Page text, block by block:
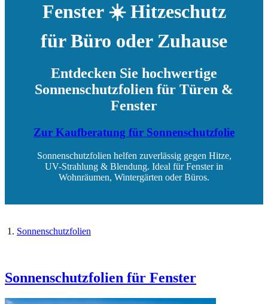
Fenster ☀️ Hitzeschutz
für Büro oder Zuhause
Entdecken Sie hochwertige
Sonnenschutzfolien für Türen &
Fenster
Zur Kaufberatung für Sonnenschutzfolie
Sonnenschutzfolien helfen zuverlässig gegen Hitze,
UV-Strahlung & Blendung. Ideal für Fenster in
Wohnräumen, Wintergärten oder Büros.
Sonnenschutzfolien
Sonnenschutzfolien für Fenster